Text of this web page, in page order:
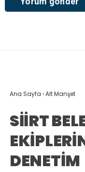
Ana Sayfa ›Alt Manşet
SİİRT
DENETİM